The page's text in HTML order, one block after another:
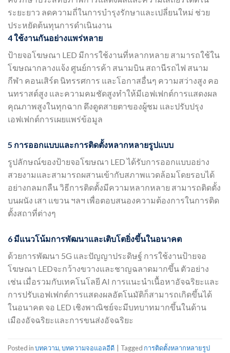
ระยะยาว ลดความถี่ในการบำรุงรักษาและเปลี่ยนใหม่ ช่วย
ประหยัดต้นทุนการดำเนินงาน
4 ใช้งานกันอย่างแพร่หลาย
ป้ายจอโฆษณา LED มีการใช้งานที่หลากหลาย สามารถใช้ใน
โฆษณากลางแจ้ง ศูนย์การค้า สนามบิน สถานีรถไฟ สนาม
กีฬา คอนเสิร์ต นิทรรศการ และโอกาสอื่นๆ ความสว่างสูง คอ
นทราสต์สูง และความคมชัดสูงทำให้มีเอฟเฟกต์การแสดงผล
คุณภาพสูงในทุกฉาก ดึงดูดสายตาของผู้ชม และปรับปรุง
เอฟเฟกต์การเผยแพร่ข้อมูล
5 การออกแบบและการติดตั้งหลากหลายรูปแบบ
รูปลักษณ์ของป้ายจอโฆษณา LED ได้รับการออกแบบอย่าง
สวยงามและสามารถผสานเข้ากับสภาพแวดล้อมโดยรอบได้
อย่างกลมกลืน วิธีการติดตั้งมีความหลากหลาย สามารถติดตั้ง
บนผนัง เสา แขวน ฯลฯ เพื่อตอบสนองความต้องการในการติด
ตั้งสถาที่ต่างๆ
6 มีแนวโน้มการพัฒนาและเติบโตยิ่งขึ้นในอนาคต
ด้วยการพัฒนา 5G และปัญญาประดิษฐ์ การใช้งานป้ายจอ
โฆษณา LEDจะกว้างขวางและชาญฉลาดมากขึ้น ตัวอย่าง
เช่น เมื่อรวมกับเทคโนโลยี AI การแนะนำเนื้อหาอัจฉริยะและ
การปรับเอฟเฟกต์การแสดงผลอัตโนมัติก็สามารถเกิดขึ้นได้
ในอนาคต จอ LED เชิงพาณิชย์จะมีบทบาทมากขึ้นในด้าน
เมืองอัจฉริยะและการขนส่งอัจฉริยะ
Posted inบทความ,บทความจอแอลอีดี Tagged การติดตั้งหลากหลายรูป